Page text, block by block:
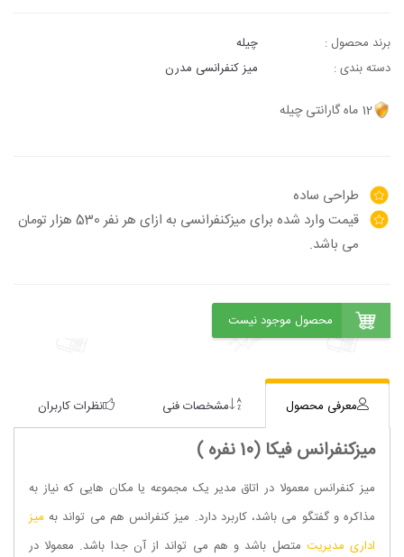
برند محصول :
چیله
دسته بندی :
میز کنفرانسی مدرن
12 ماه گارانتی چیله
طراحی ساده
قیمت وارد شده برای میزکنفرانسی به ازای هر نفر 530 هزار تومان
می باشد.
معرفی محصول مشخصات فنی نظرات کاربران
میزکنفرانس فیکا (10 نفره )
میز کنفرانس معمولا در اتاق مدیر یک مجموعه یا مکان هایی که نیاز به
مذاکره و گفتگو می باشد، کاربرد دارد. میز کنفرانس هم می تواند به میز
اداری مدیریت متصل باشد و هم می تواند از آن جدا باشد. معمولا در